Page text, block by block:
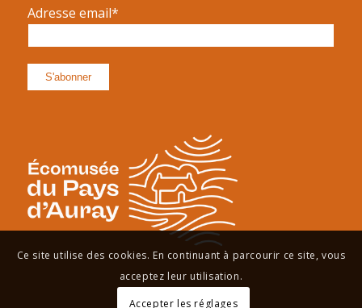
Adresse email*
Ce site utilise des cookies. En continuant à parcourir ce site, vous
acceptez leur utilisation.
Accepter les réglages